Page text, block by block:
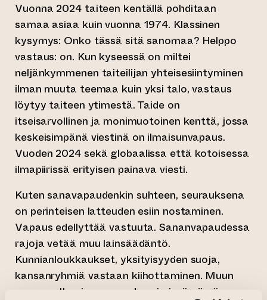
Vuonna 2024 taiteen kentällä pohditaan
samaa asiaa kuin vuonna 1974. Klassinen
kysymys: Onko tässä sitä sanomaa? Helppo
vastaus: on. Kun kyseessä on miltei
neljänkymmenen taiteilijan yhteisesiintyminen
ilman muuta teemaa kuin yksi talo, vastaus
löytyy taiteen ytimestä. Taide on
itseisarvollinen ja monimuotoinen kenttä, jossa
keskeisimpänä viestinä on ilmaisunvapaus.
Vuoden 2024 sekä globaalissa että kotoisessa
ilmapiirissä erityisen painava viesti.
Kuten sanavapaudenkin suhteen, seurauksena
on perinteisen latteuden esiin nostaminen.
Vapaus edellyttää vastuuta. Sananvapaudessa
rajoja vetää muu lainsäädäntö.
Kunnianloukkaukset, yksityisyyden suoja,
kansanryhmiä vastaan kiihottaminen. Muun
muassa. Ilmaisunvapauden nimissä nämä